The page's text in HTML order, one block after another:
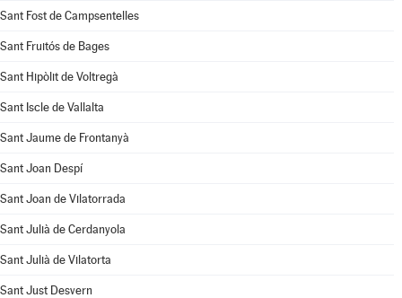
Sant Fost de Campsentelles
Sant Fruitós de Bages
Sant Hipòlit de Voltregà
Sant Iscle de Vallalta
Sant Jaume de Frontanyà
Sant Joan Despí
Sant Joan de Vilatorrada
Sant Julià de Cerdanyola
Sant Julià de Vilatorta
Sant Just Desvern